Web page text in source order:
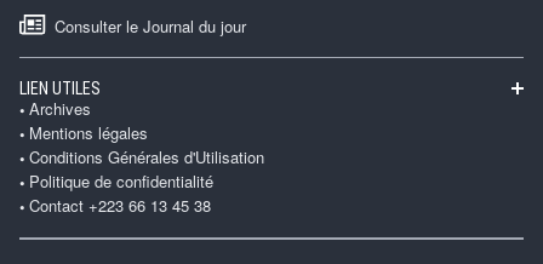
Consulter le Journal du jour
LIEN UTILES
Archives
Mentions légales
Conditions Générales d'Utilisation
Politique de confidentialité
Contact +223 66 13 45 38